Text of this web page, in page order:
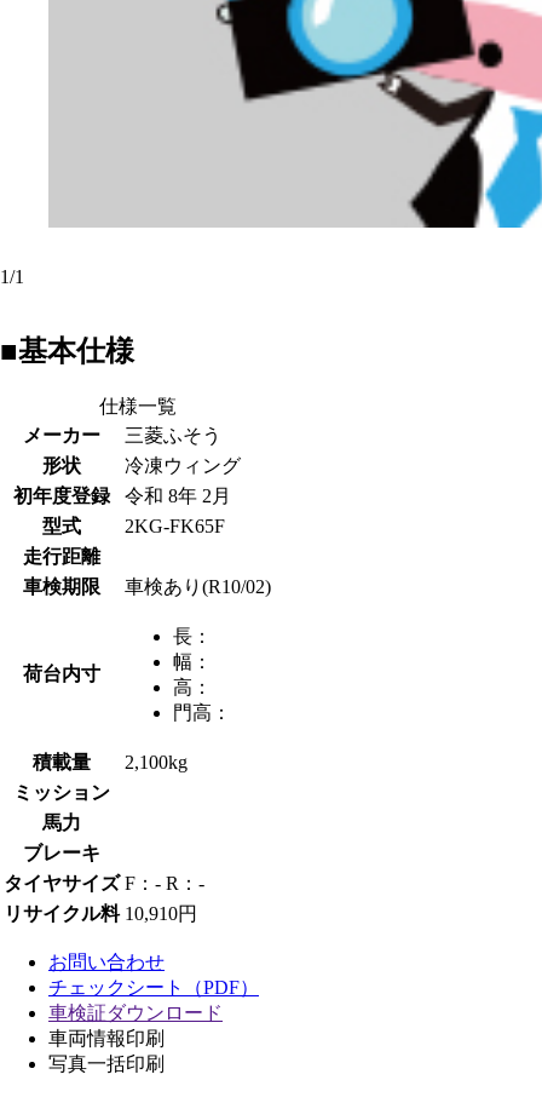
1/1
■基本仕様
仕様一覧
メーカー
三菱ふそう
形状
冷凍ウィング
初年度登録
令和 8年 2月
型式
2KG-FK65F
走行距離
車検期限
車検あり(R10/02)
荷台内寸
長：
幅：
高：
門高：
積載量
2,100kg
ミッション
馬力
ブレーキ
タイヤサイズ F：- R：-
リサイクル料 10,910円
お問い合わせ
チェックシート（PDF）
車検証ダウンロード
車両情報印刷
写真一括印刷